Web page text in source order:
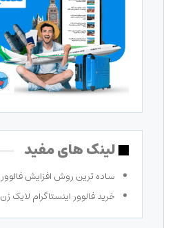
لینک های مفید
ساده ترین روش افزایش فالوور
خرید فالوور اینستاگرام لایک زن